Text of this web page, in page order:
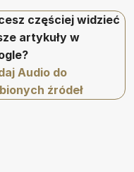
częściej widzieć
artykuły w
Audio do
źródeł